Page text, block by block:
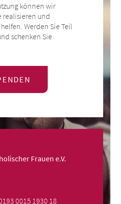
können wir
realisieren und
Werden Sie Teil
schenken Sie
Frauen e.V.
0015 1930 18